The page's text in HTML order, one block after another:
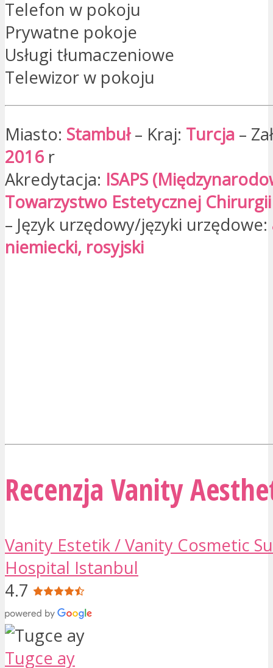
Telefon w pokoju
Prywatne pokoje
Usługi tłumaczeniowe
Telewizor w pokoju
Miasto: Stambuł– Kraj: Turcja –
2016 r
Akredytacja: ISAPS
Towarzystwo Estetycznej
– Język urzędowy/języki urzędowe:
niemiecki, rosyjski
Recenzja Vanity
Vanity Estetik / Vanity Cosmetic
Hospital Istanbul
4.7
Tugce ay